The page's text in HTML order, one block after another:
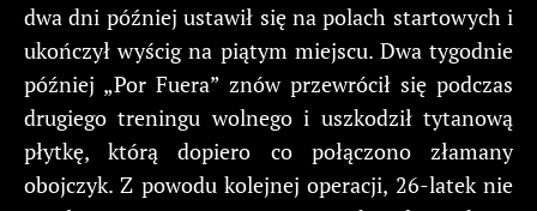
dwa dni później ustawił się na polach startowych i
ukończył wyścig na piątym miejscu. Dwa tygodnie
później „Por Fuera” znów przewrócił się podczas
drugiego treningu wolnego i uszkodził tytanową
płytkę, którą dopiero co połączono złamany
obojczyk. Z powodu kolejnej operacji, 26-latek nie